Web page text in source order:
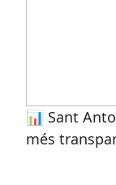
📊 Sant
més